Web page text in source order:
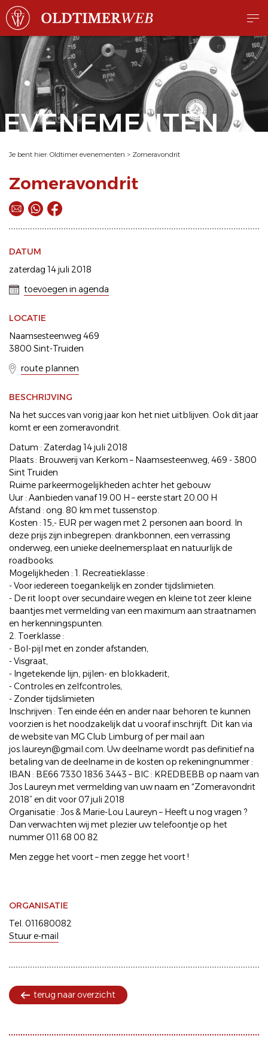
EVENEMENTEN
Je bent hier: Oldtimer evenementen > Zomeravondrit
Zomeravondrit
DATUM
zaterdag 14 juli 2018
toevoegen in agenda
LOCATIE
Naamsesteenweg 469
3800 Sint-Truiden
route plannen
BESCHRIJVING
Na het succes van vorig jaar kon het niet uitblijven. Ook dit jaar
komt er een zomeravondrit.
Datum : Zaterdag 14 juli 2018
Plaats : Brouwerij van Kerkom – Naamsesteenweg, 469 - 3800
Sint Truiden
Ruime parkeermogelijkheden achter het gebouw
Uur : Aanbieden vanaf 19.00 H – eerste start 20.00 H
Afstand : ong. 80 km met tussenstop.
Kosten : 15,- EUR per wagen met 2 personen aan boord. In
deze prijs zijn inbegrepen: drankbonnen, een verrassing
onderweg, een unieke deelnemersplaat en natuurlijk de
roadbooks.
Mogelijkheden : 1. Recreatieklasse :
- Voor iedereen toegankelijk en zonder tijdslimieten.
- De rit loopt over secundaire wegen en kleine tot zeer kleine
baantjes met vermelding van een maximum aan straatnamen
en herkenningspunten.
2. Toerklasse :
- Bol-pijl met en zonder afstanden,
- Visgraat,
- Ingetekende lijn, pijlen- en blokkaderit,
- Controles en zelfcontroles,
- Zonder tijdslimieten
Inschrijven : Ten einde één en ander naar behoren te kunnen
voorzien is het noodzakelijk dat u vooraf inschrijft. Dit kan via
de website van MG Club Limburg of per mail aan
jos.laureyn@gmail.com. Uw deelname wordt pas definitief na
betaling van de deelname in de kosten op rekeningnummer :
IBAN : BE66 7330 1836 3443 – BIC : KREDBEBB op naam van
Jos Laureyn met vermelding van uw naam en “Zomeravondrit
2018” en dit voor 07 juli 2018
Organisatie : Jos & Marie-Lou Laureyn – Heeft u nog vragen ?
Dan verwachten wij met plezier uw telefoontje op het
nummer 011.68 00 82
Men zegge het voort – men zegge het voort !
ORGANISATIE
Tel. 011680082
Stuur e-mail
terug naar overzicht